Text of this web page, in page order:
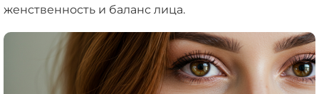
женственность и баланс лица.